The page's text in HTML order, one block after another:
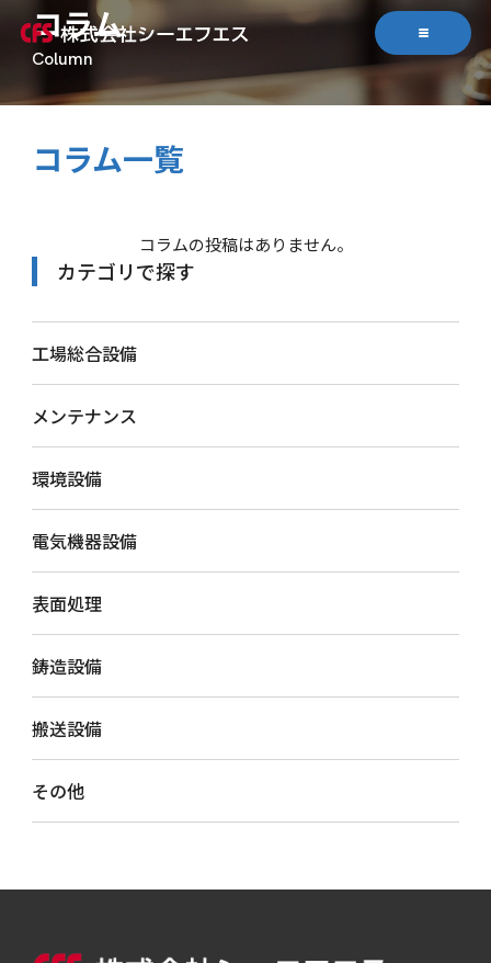
コラム
コラム一覧
コラムの投稿はありません。
カテゴリで探す
工場総合設備
メンテナンス
環境設備
電気機器設備
表面処理
鋳造設備
搬送設備
その他